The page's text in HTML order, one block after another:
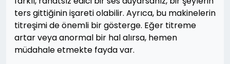
ters gittiğinin işareti olabilir. Ayrıca, bu makinelerin
titreşimi de önemli bir gösterge. Eğer titreme
artar veya anormal bir hal alırsa, hemen
müdahale etmekte fayda var.